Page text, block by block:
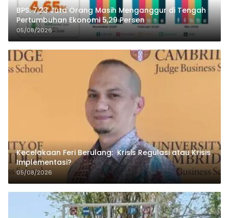
BPS: 7,23 Juta Orang Masih Menganggur di Tengah
Pertumbuhan Ekonomi 5,29 Persen
05/08/2026
Kecelakaan Feri Berulang: Krisis Regulasi atau Krisis
Implementasi?
05/08/2026